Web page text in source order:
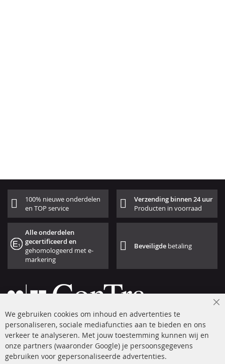
100% nieuwe onderdelen
en TOP service
Verzending binnen 24 uur
Producten in voorraad
Alle onderdelen
gecertificeerd en
gehomologeerd met e-
markering
Beveiligde betaling
+49 (0) 4533 799 00 0
ma-do: 09-17 u, vr Fr 09-16 u
info@contra-automotive.de
We gebruiken cookies om inhoud en advertenties te
personaliseren, sociale mediafuncties aan te bieden en ons
verkeer te analyseren. Met jouw toestemming kunnen wij en
onze partners (waaronder Google) je persoonsgegevens
gebruiken voor gepersonaliseerde advertenties.